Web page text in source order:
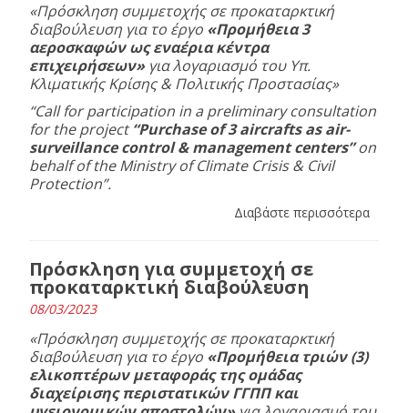
«Πρόσκληση συμμετοχής σε προκαταρκτική
διαβούλευση για το έργο «Προμήθεια 3
αεροσκαφών ως εναέρια κέντρα
επιχειρήσεων»για λογαριασμό του Υπ.
Κλιματικής Κρίσης& Πολιτικής Προστασίας»
“Call for participation in a preliminary consultation
for the project“Purchase of 3 aircrafts as air-
surveillance control & management centers”on
behalf of the Ministry of Climate Crisis & Civil
Protection”.
Διαβάστε περισσότερα
Πρόσκληση για συμμετοχή σε
προκαταρκτική διαβούλευση
08/03/2023
«Πρόσκληση συμμετοχής σε προκαταρκτική
διαβούλευση για το έργο «Προμήθεια τριών (3)
ελικοπτέρων μεταφοράς της ομάδας
διαχείρισης περιστατικών ΓΓΠΠ και